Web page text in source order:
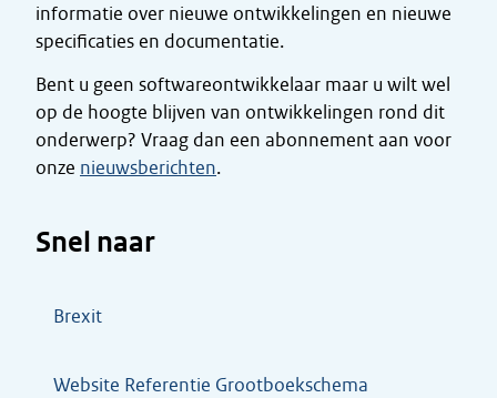
informatie over nieuwe ontwikkelingen en nieuwe
specificaties en documentatie.
Bent u geen softwareontwikkelaar maar u wilt wel
op de hoogte blijven van ontwikkelingen rond dit
onderwerp? Vraag dan een abonnement aan voor
onze nieuwsberichten.
Snel naar
Brexit
Website Referentie Grootboekschema